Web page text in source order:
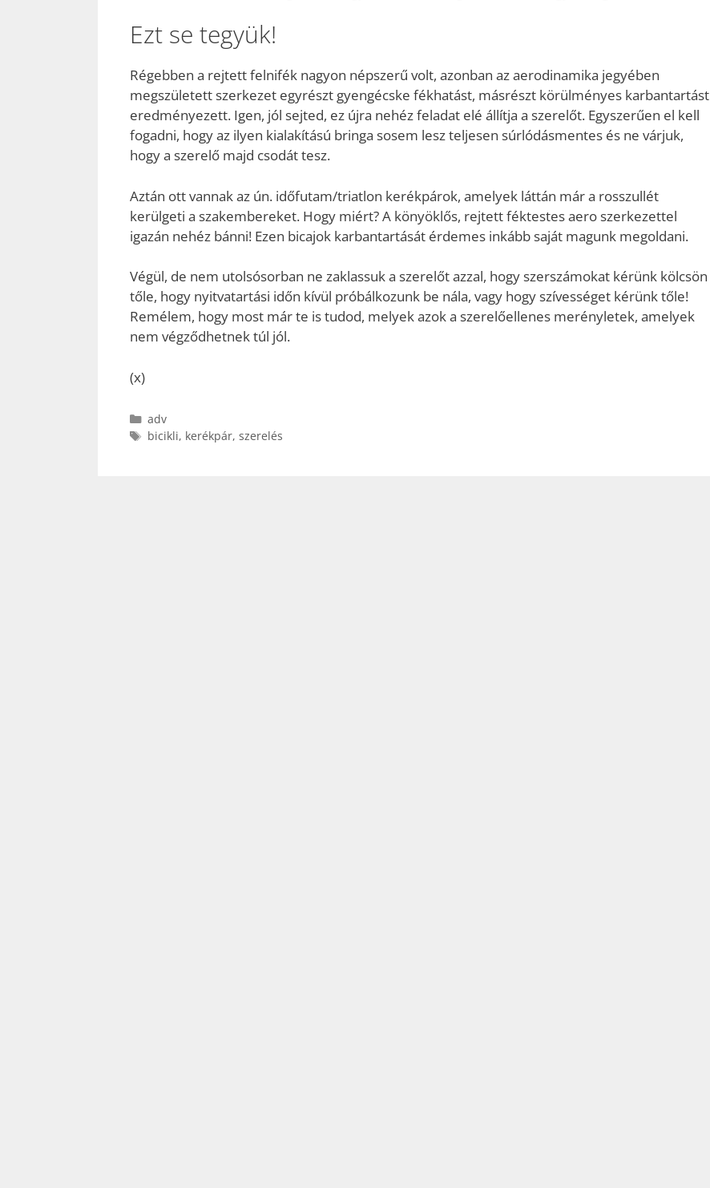
Ezt se tegyük!
Régebben a rejtett felnifék nagyon népszerű volt, azonban az aerodinamika jegyében
megszületett szerkezet egyrészt gyengécske fékhatást, másrészt körülményes karbantartást
eredményezett. Igen, jól sejted, ez újra nehéz feladat elé állítja a szerelőt. Egyszerűen el kell
fogadni, hogy az ilyen kialakítású bringa sosem lesz teljesen súrlódásmentes és ne várjuk,
hogy a szerelő majd csodát tesz.
Aztán ott vannak az ún. időfutam/triatlon kerékpárok, amelyek láttán már a rosszullét
kerülgeti a szakembereket. Hogy miért? A könyöklős, rejtett féktestes aero szerkezettel
igazán nehéz bánni! Ezen bicajok karbantartását érdemes inkább saját magunk megoldani.
Végül, de nem utolsósorban ne zaklassuk a szerelőt azzal, hogy szerszámokat kérünk kölcsön
tőle, hogy nyitvatartási időn kívül próbálkozunk be nála, vagy hogy szívességet kérünk tőle!
Remélem, hogy most már te is tudod, melyek azok a szerelőellenes merényletek, amelyek
nem végződhetnek túl jól.
(x)
Kategória
adv
Címkék
bicikli, kerékpár, szerelés